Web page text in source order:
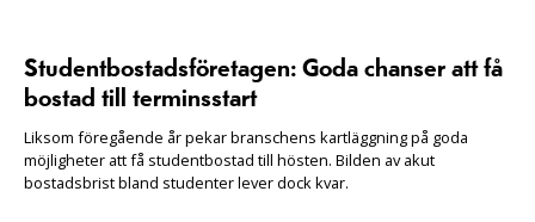
Studentbostadsföretagen: Goda chanser att få
bostad till terminsstart
Liksom föregående år pekar branschens kartläggning på goda
möjligheter att få studentbostad till hösten. Bilden av akut
bostadsbrist bland studenter lever dock kvar.